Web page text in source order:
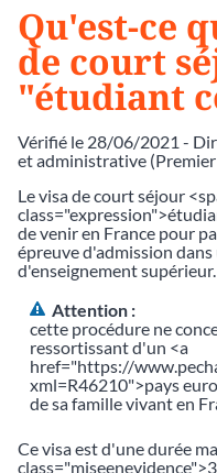
Qu'est-ce
de court
"étudiant
Vérifié le 28/06/2021 -
et administrative
Le visa de court séjour
de venir en France pour
épreuve d'admission
d'enseignement supérieur.
Attention :
cette procédure ne
ressortissant d'un <a
href="https://
xml=R46210">pays
de sa famille vivant en
Ce visa est d'une durée